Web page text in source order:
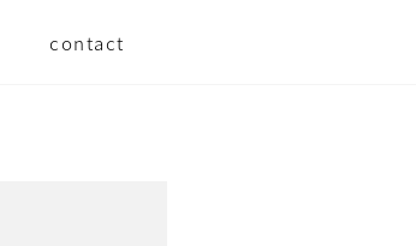
contact